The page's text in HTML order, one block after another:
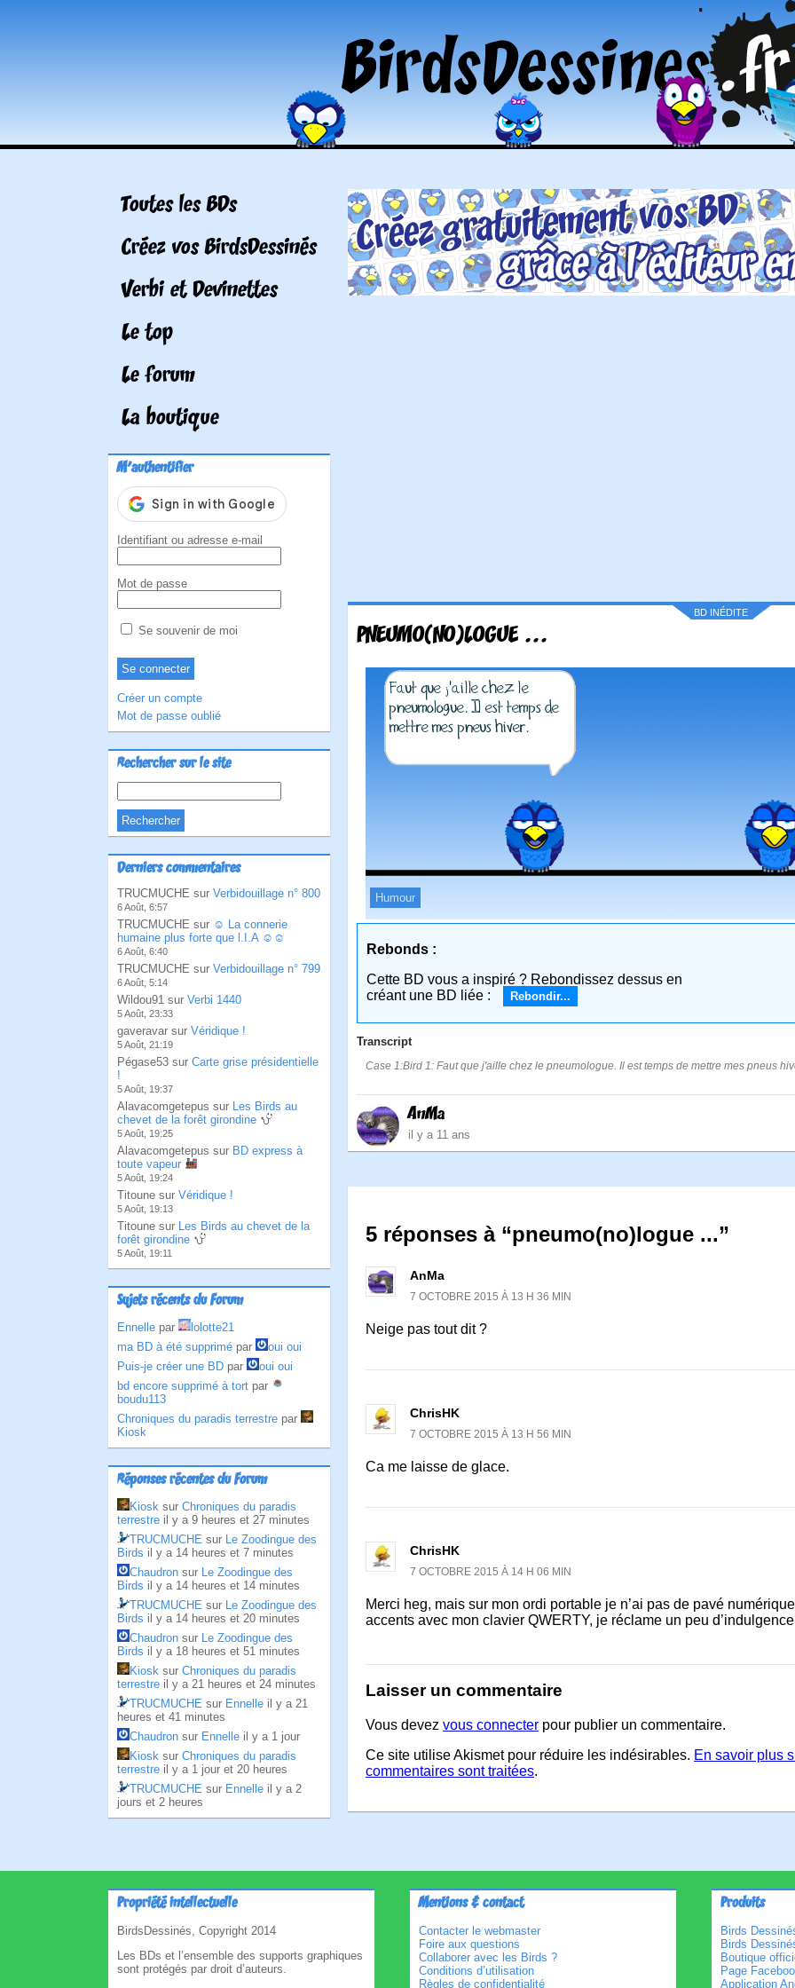
Toutes les BDs
Créez vos BirdsDessinés
Verbi et Devinettes
Le top
Le forum
La boutique
M'authentifier
Identifiant ou adresse e-mail
Mot de passe
Se souvenir de moi
Créer un compte
Mot de passe oublié
Rechercher sur le site
Derniers commentaires
TRUCMUCHE sur Verbidouillage n° 800
6 Août, 6:57
TRUCMUCHE sur ☺ La connerie
humaine plus forte que l.I.A ☺☺
6 Août, 6:40
TRUCMUCHE sur Verbidouillage n° 799
6 Août, 5:14
Wildou91 sur Verbi 1440
5 Août, 23:33
gaveravar sur Véridique !
5 Août, 21:19
Pégase53 sur Carte grise présidentielle
!
5 Août, 19:37
Alavacomgetepus sur Les Birds au
chevet de la forêt girondine
5 Août, 19:25
Alavacomgetepus sur BD express à
toute vapeur
5 Août, 19:24
Titoune sur Véridique !
5 Août, 19:13
Titoune sur Les Birds au chevet de la
forêt girondine
5 Août, 19:11
Sujets récents du Forum
Ennelle par
lolotte21
ma BD à été supprimé par
oui oui
Puis-je créer une BD par
oui oui
bd encore supprimé à tort par
boudu113
Chroniques du paradis terrestre par
Kiosk
Réponses récentes du Forum
Kiosk sur Chroniques du paradis
terrestre il y a 9 heures et 27 minutes
TRUCMUCHE sur Le Zoodingue des
Birds il y a 14 heures et 7 minutes
Chaudron sur Le Zoodingue des
Birds il y a 14 heures et 14 minutes
TRUCMUCHE sur Le Zoodingue des
Birds il y a 14 heures et 20 minutes
Chaudron sur Le Zoodingue des
Birds il y a 18 heures et 51 minutes
Kiosk sur Chroniques du paradis
terrestre il y a 21 heures et 24 minutes
TRUCMUCHE sur Ennelle il y a 21
heures et 41 minutes
Chaudron sur Ennelle il y a 1 jour
Kiosk sur Chroniques du paradis
terrestre il y a 1 jour et 20 heures
TRUCMUCHE sur Ennelle il y a 2
jours et 2 heures
BD INÉDITE
PNEUMO(NO)LOGUE ...
Humour
Rebonds :
Cette BD vous a inspiré ? Rebondissez dessus en
créant une BD liée :
Rebondir...
Transcript
Case 1:Bird 1: Faut que j'aille chez le pneumologue. Il est temps de mettre mes pneus
AnMa
il y a 11 ans
5 réponses à “pneumo(no)logue ...”
AnMa
7 OCTOBRE 2015 À 13 H 36 MIN
Neige pas tout dit ?
ChrisHK
7 OCTOBRE 2015 À 13 H 56 MIN
Ca me laisse de glace.
ChrisHK
7 OCTOBRE 2015 À 14 H 06 MIN
Merci heg, mais sur mon ordi portable je n’ai pas de pavé
accents avec mon clavier QWERTY, je réclame un peu
Laisser un commentaire
Vous devez vous connecter pour publier un commentaire.
Ce site utilise Akismet pour réduire les indésirables. En savoir plus
commentaires sont traitées.
Propriété intellectuelle
BirdsDessinés, Copyright 2014
Les BDs et l’ensemble des supports graphiques
sont protégés par droit d’auteurs.
Mentions & contact
Contacter le webmaster
Foire aux questions
Collaborer avec les Birds ?
Conditions d’utilisation
Règles de confidentialité
Produits
Birds
Birds
Boutique
Page
Application